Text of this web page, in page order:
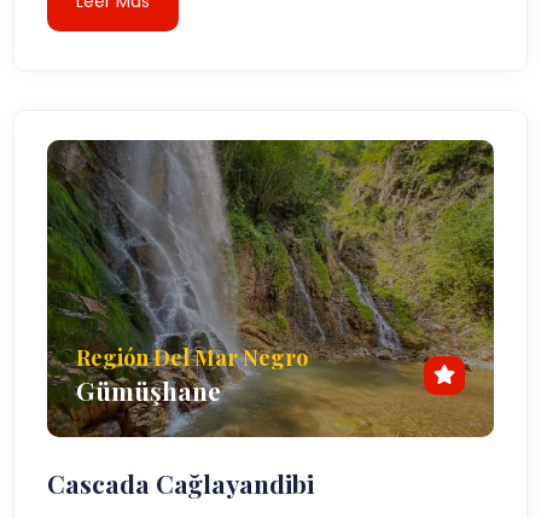
Región Del Mar Negro
Gümüşhane
Cascada Cağlayandibi